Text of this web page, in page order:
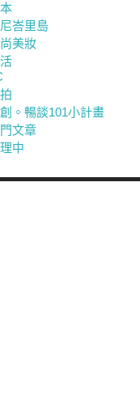
峇里島
美妝
。暢談101小計畫
文章
中